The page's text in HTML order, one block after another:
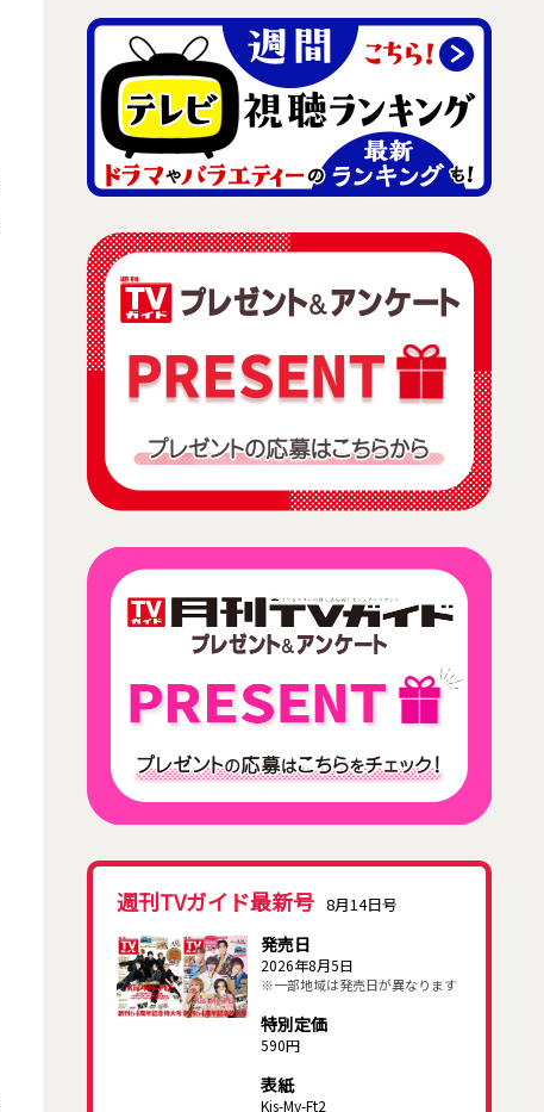
週刊TVガイド最新号 8月14日号
発売日
2026年8月5日
※一部地域は発売日が異なります
特別定価
590円
表紙
Kis-My-Ft2